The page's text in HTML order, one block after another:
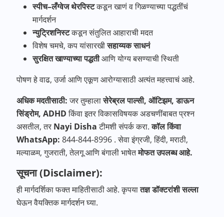
स्पीच–लँग्वेजथेरपिस्टकडून खाणं व गिळण्याच्या पद्धतींचं
मार्गदर्शन
न्युट्रिशनिस्टकडून संतुलित आहाराची मदत
विशेष चमचे, कप यांसारखीसहाय्यकसाधनं
सुरक्षितखाण्याच्यापद्धतीआणि योग्य बसण्याची स्थिती
पोषण हे वाढ, उर्जा आणि एकूण आरोग्यासाठी अत्यंत महत्त्वाचं आहे.
अधिकमदतीसाठी:जर तुम्हालासेरेब्रलपाल्सी,ऑटिझम,डाऊन
सिंड्रोम, ADHDकिंवा इतर विकासविषयक अडचणींबाबत प्रश्न
असतील, तर Nayi Dishaटीमशी संपर्क करा.कॉलकिंवा
WhatsApp: 844-844-8996 . सेवा इंग्रजी, हिंदी, मराठी,
मल्याळम, गुजराती, तेलगू आणि बंगाली भाषेतमोफतउपलब्धआहे.
सूचना (Disclaimer):
ही मार्गदर्शिका फक्त माहितीसाठी आहे. कृपयातज्ञडॉक्टरांशीसल्ला
घेऊन वैयक्तिक मार्गदर्शन घ्या.